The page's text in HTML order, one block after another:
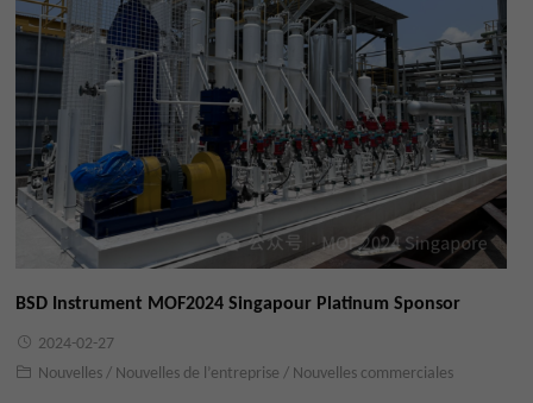
BSD Instrument MOF2024 Singapour Platinum Sponsor
2024-02-27
Nouvelles / Nouvelles de l’entreprise / Nouvelles commerciales